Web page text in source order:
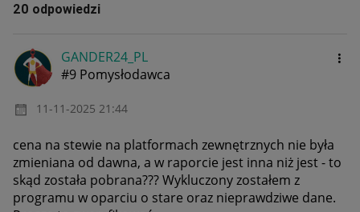
20 odpowiedzi
GANDER24_PL
#9 Pomysłodawca
‎11-11-2025 21:44
cena na stewie na platformach zewnętrznych nie była
zmieniana od dawna, a w raporcie jest inna niż jest - to
skąd została pobrana??? Wykluczony zostałem z
programu w oparciu o stare oraz nieprawdziwe dane.